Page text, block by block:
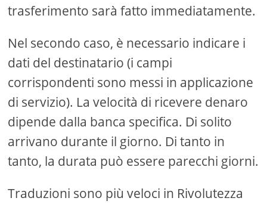
trasferimento sarà fatto immediatamente.
Nel secondo caso, è necessario indicare i
dati del destinatario (i campi
corrispondenti sono messi in applicazione
di servizio). La velocità di ricevere denaro
dipende dalla banca specifica. Di solito
arrivano durante il giorno. Di tanto in
tanto, la durata può essere parecchi giorni.
Traduzioni sono più veloci in Rivolutezza